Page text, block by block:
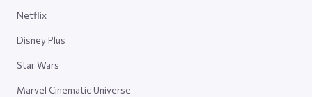
Netflix
Disney Plus
Star Wars
Marvel Cinematic Universe